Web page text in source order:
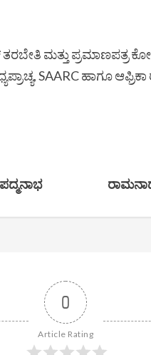
ಮತ್ತು ಪ್ರಮಾಣಪತ್ರ
SAARC ಹಾಗೂ ಆಫ್ರಿಕಾ
0
Article Rating